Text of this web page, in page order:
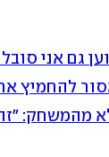
גם אני
להחמיץ
מהמשחק: